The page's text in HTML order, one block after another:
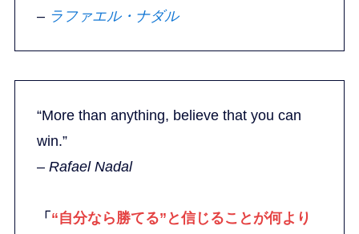
– ラファエル・ナダル
“More than anything, believe that you can
win.”
–Rafael Nadal
「 “自分なら勝てる”と信じることが何より